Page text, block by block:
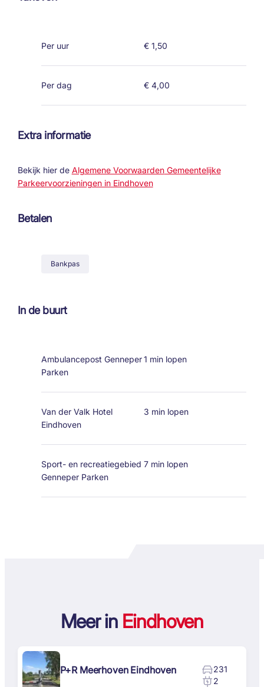
Per uur € 1,50
Per dag € 4,00
Extra informatie
Bekijk hier de Algemene VoorwaardenGemeentelijke
Parkeervoorzieningen in Eindhoven
Betalen
Bankpas
In de buurt
Ambulancepost Genneper
Parken
1 min lopen
Van der Valk Hotel
Eindhoven
3 min lopen
Sport- en recreatiegebied
Genneper Parken
7 min lopen
Meer in Eindhoven
P+R Meerhoven Eindhoven
231
2